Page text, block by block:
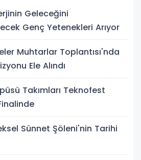
Geleceğini
Genç Yetenekleri Arıyor
Muhtarlar Toplantısı'nda
Ele Alındı
Takımları Teknofest
Sünnet Şöleni'nin Tarihi